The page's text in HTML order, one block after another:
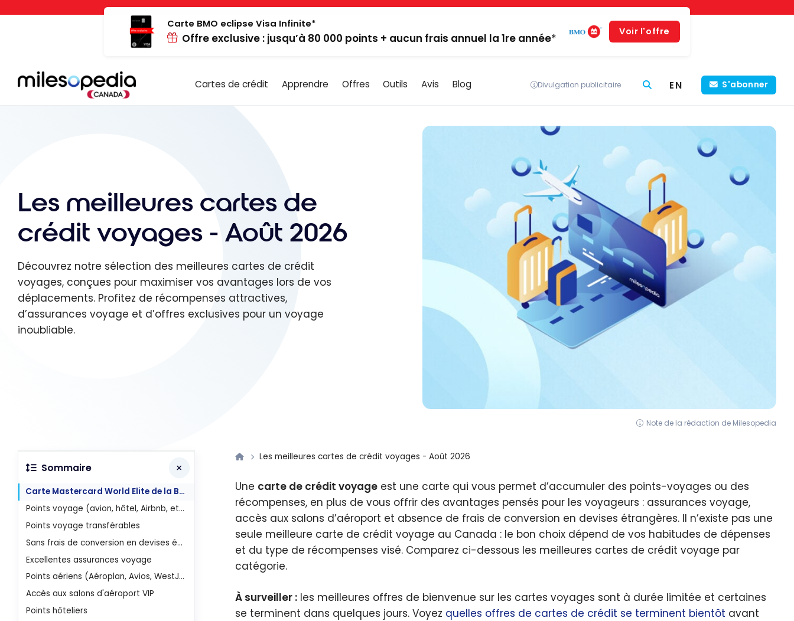
Panneau de gestion des cookies
Carte BMO eclipse Visa Infinite*
Offre exclusive : jusqu’à 80 000 points + aucun frais annuel la 1re année*
Voir l'offre
Cartes de crédit Apprendre Offres Outils Avis Blog Divulgation publicitaire EN S'abonner
Les meilleures cartes de
crédit voyages - Août 2026
Découvrez notre sélection des meilleures cartes de crédit
voyages, conçues pour maximiser vos avantages lors de vos
déplacements. Profitez de récompenses attractives,
d’assurances voyage et d’offres exclusives pour un voyage
inoubliable.
Note de la rédaction de Milesopedia
Les meilleures cartes de crédit voyages - Août 2026
Une carte de crédit voyage est une carte qui vous permet d’accumuler des points-voyages ou des
récompenses, en plus de vous offrir des avantages pensés pour les voyageurs : assurances voyage,
accès aux salons d’aéroport et absence de frais de conversion en devises étrangères. Il n’existe pas une
seule meilleure carte de crédit voyage au Canada : le bon choix dépend de vos habitudes de dépenses
et du type de récompenses visé. Comparez ci-dessous les meilleures cartes de crédit voyage par
catégorie.
À surveiller : les meilleures offres de bienvenue sur les cartes voyages sont à durée limitée et certaines
se terminent dans quelques jours. Voyez quelles offres de cartes de crédit se terminent bientôt avant
Sommaire
Carte Mastercard World Elite de la Banque Nationale
Points voyage (avion, hôtel, Airbnb, etc.)
Points voyage transférables
Sans frais de conversion en devises étrangères
Excellentes assurances voyage
Points aériens (Aéroplan, Avios, WestJet, etc.)
Accès aux salons d'aéroport VIP
Points hôteliers